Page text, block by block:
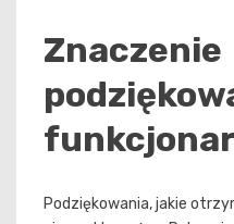
Znaczenie
Podziękowania, jakie